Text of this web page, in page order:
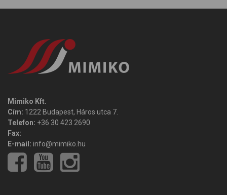
Mimiko Kft.
Cím: 1222 Budapest, Háros utca 7.
Telefon: +36 30 423 2690
Fax:
E-mail: info@mimiko.hu